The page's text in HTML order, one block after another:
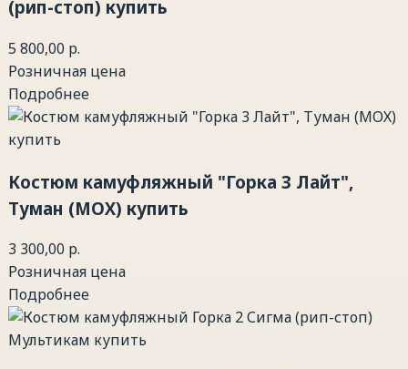
(рип-стоп) купить
5 800,00 р.
Розничная цена
Подробнее
Костюм камуфляжный "Горка 3 Лайт",
Туман (МОХ) купить
3 300,00 р.
Розничная цена
Подробнее